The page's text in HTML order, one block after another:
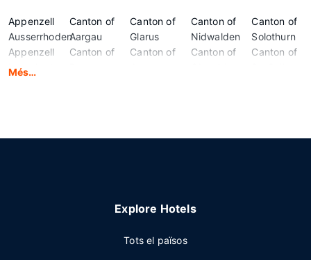
Appenzell
Ausserrhoden
Appenzell
Innerrhoden
Canton of
Aargau
Canton of
Canton of
Glarus
Canton of
Canton of
Nidwalden
Canton of
Canton of
Solothurn
Canton of
Més…
Explore Hotels
Tots el països